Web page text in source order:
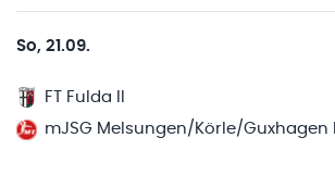
So, 21.09.
FT Fulda II
mJSG Melsungen/Körle/Guxhagen II